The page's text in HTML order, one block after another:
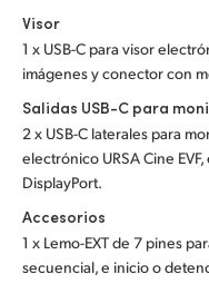
Visor
1 x USB-C para visor
imágenes y conector con
Salidas USB-C para
2 x USB-C laterales para
electrónico URSA Cine
DisplayPort.
Accesorios
1 x Lemo-EXT de 7 pines
secuencial, e inicio o